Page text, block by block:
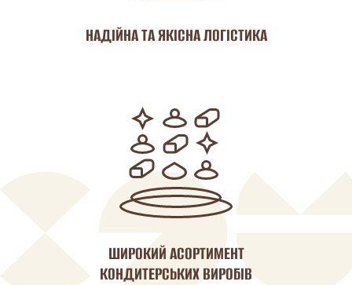
НАДІЙНА ТА ЯКІСНА ЛОГІСТИКА
ШИРОКИЙ АСОРТИМЕНТ
КОНДИТЕРСЬКИХ ВИРОБІВ